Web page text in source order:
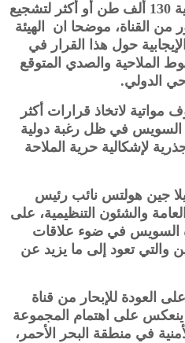
لسفن الحاويات بحمولة صافية 130 ألف طن أو أكثر لتشجيع
من القناة، موضحا ان الهيئة
حول هذا القرار في
الملاحية والصدي المتوقع
الدولي.
لاتخاذ قرارات أكثر
السويس في ظل رغبة دولية
لإشكالية حرية الملاحة
جين هولتس نائب رئيس
والشئون التنظيمية، على
السويس في ضوء علاقات
والتي تعود إلى ما يزيد عن
للإبحار من قناة
على اهتمام المجموعة
في منطقة البحر الأحمر،